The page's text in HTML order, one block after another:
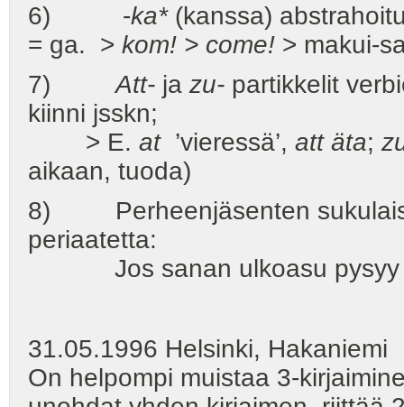
6) -ka*(kanssa)
= ga. > kom! > come! > makui-
7)Att- ja zu- partikkelit
kiinni jsskn;
> E. at ’vieressä’, att äta;
aikaan, tuoda)
8) Perheenjäsenten
periaatetta:
Jos sanan ulkoasu pysyy
31.05.1996 Helsinki, Hakaniemi
On helpompi muistaa 3-